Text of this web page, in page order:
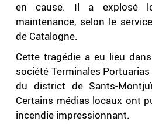
en cause. Il a explosé
maintenance, selon le
de Catalogne.
Cette tragédie a eu lieu
société Terminales
du district de Sants-
Certains médias locaux ont
incendie impressionnant.